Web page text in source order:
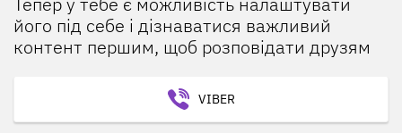
його під себе і дізнаватися важливий
контент першим, щоб розповідати друзям
VIBER